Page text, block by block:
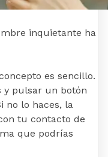
inquietante ha
es sencillo.
y pulsar un botón
no lo haces, la
tu contacto de
que podrías